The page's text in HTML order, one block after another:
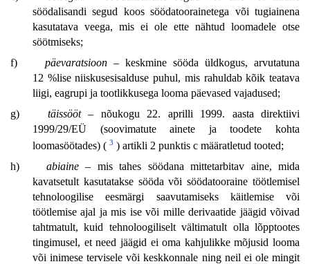
söödalisandi segud koos söödatoorainetega või tugiainena
kasutatava veega, mis ei ole ette nähtud loomadele otse
söötmiseks;
f)
päevaratsioon – keskmine sööda üldkogus, arvutatuna
12 %lise niiskusesisalduse puhul, mis rahuldab kõik teatava
liigi, eagrupi ja tootlikkusega looma päevased vajadused;
g)
täissööt– nõukogu 22. aprilli 1999. aasta direktiivi
1999/29/EÜ (soovimatute ainete ja toodete kohta
loomasöötades) ( 3 ) artikli 2 punktis c määratletud tooted;
h)
abiaine– mis tahes söödana mittetarbitav aine, mida
kavatsetult kasutatakse sööda või söödatooraine töötlemisel
tehnoloogilise eesmärgi saavutamiseks käitlemise või
töötlemise ajal ja mis ise või mille derivaatide jäägid võivad
tahtmatult, kuid tehnoloogiliselt vältimatult olla lõpptootes
tingimusel, et need jäägid ei oma kahjulikke mõjusid looma
või inimese tervisele või keskkonnale ning neil ei ole mingit